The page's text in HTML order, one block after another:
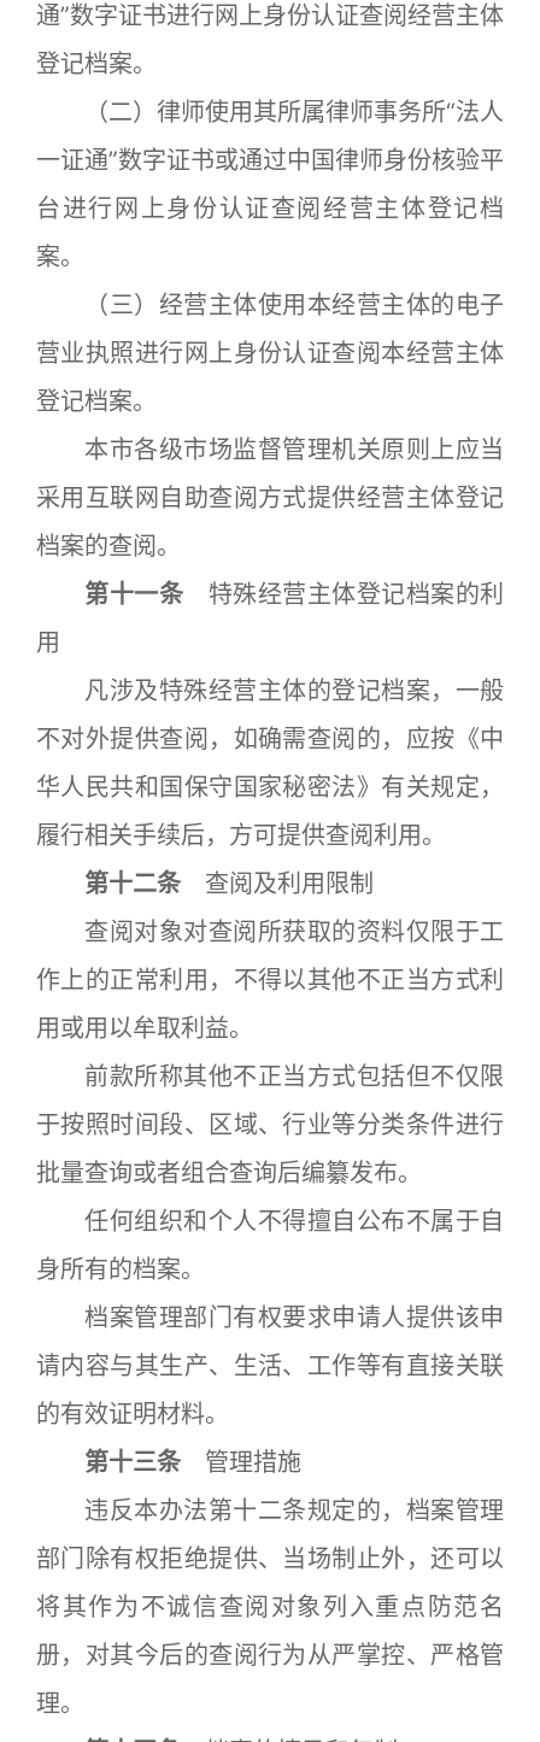
通”数字证书进行网上身份认证查阅经营主体
登记档案。
（二）律师使用其所属律师事务所“法人
一证通”数字证书或通过中国律师身份核验平
台进行网上身份认证查阅经营主体登记档
案。
（三）经营主体使用本经营主体的电子
营业执照进行网上身份认证查阅本经营主体
登记档案。
本市各级市场监督管理机关原则上应当
采用互联网自助查阅方式提供经营主体登记
档案的查阅。
第十一条 特殊经营主体登记档案的利
用
凡涉及特殊经营主体的登记档案，一般
不对外提供查阅，如确需查阅的，应按《中
华人民共和国保守国家秘密法》有关规定，
履行相关手续后，方可提供查阅利用。
第十二条 查阅及利用限制
查阅对象对查阅所获取的资料仅限于工
作上的正常利用，不得以其他不正当方式利
用或用以牟取利益。
前款所称其他不正当方式包括但不仅限
于按照时间段、区域、行业等分类条件进行
批量查询或者组合查询后编纂发布。
任何组织和个人不得擅自公布不属于自
身所有的档案。
档案管理部门有权要求申请人提供该申
请内容与其生产、生活、工作等有直接关联
的有效证明材料。
第十三条 管理措施
违反本办法第十二条规定的，档案管理
部门除有权拒绝提供、当场制止外，还可以
将其作为不诚信查阅对象列入重点防范名
册，对其今后的查阅行为从严掌控、严格管
理。